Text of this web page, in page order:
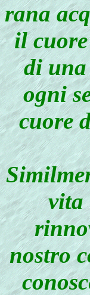
rana
il
di
ogni
cuore
vita
nostro